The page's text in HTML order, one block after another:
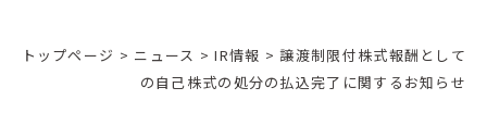
トップページ > ニュース >IR情報 > 譲渡制限付株式報酬として
の自己株式の処分の払込完了に関するお知らせ